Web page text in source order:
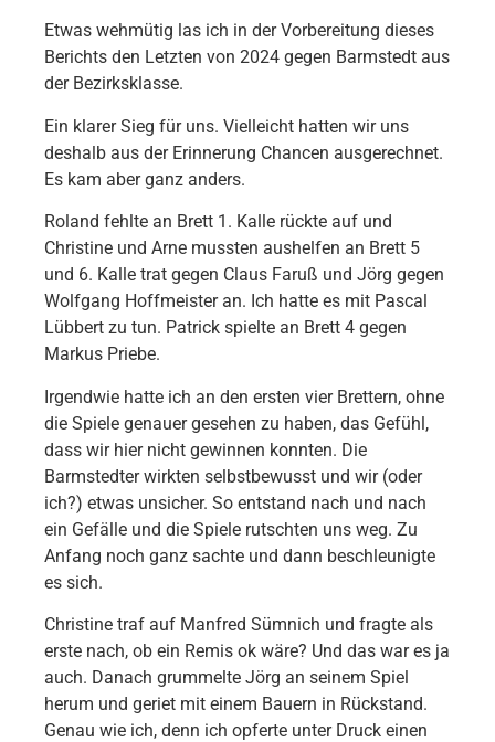
Etwas wehmütig las ich in der Vorbereitung dieses
Berichts den Letzten von 2024 gegen Barmstedt aus
der Bezirksklasse.
Ein klarer Sieg für uns. Vielleicht hatten wir uns
deshalb aus der Erinnerung Chancen ausgerechnet.
Es kam aber ganz anders.
Roland fehlte an Brett 1. Kalle rückte auf und
Christine und Arne mussten aushelfen an Brett 5
und 6. Kalle trat gegen Claus Faruß und Jörg gegen
Wolfgang Hoffmeister an. Ich hatte es mit Pascal
Lübbert zu tun. Patrick spielte an Brett 4 gegen
Markus Priebe.
Irgendwie hatte ich an den ersten vier Brettern, ohne
die Spiele genauer gesehen zu haben, das Gefühl,
dass wir hier nicht gewinnen konnten. Die
Barmstedter wirkten selbstbewusst und wir (oder
ich?) etwas unsicher. So entstand nach und nach
ein Gefälle und die Spiele rutschten uns weg. Zu
Anfang noch ganz sachte und dann beschleunigte
es sich.
Christine traf auf Manfred Sümnich und fragte als
erste nach, ob ein Remis ok wäre? Und das war es ja
auch. Danach grummelte Jörg an seinem Spiel
herum und geriet mit einem Bauern in Rückstand.
Genau wie ich, denn ich opferte unter Druck einen